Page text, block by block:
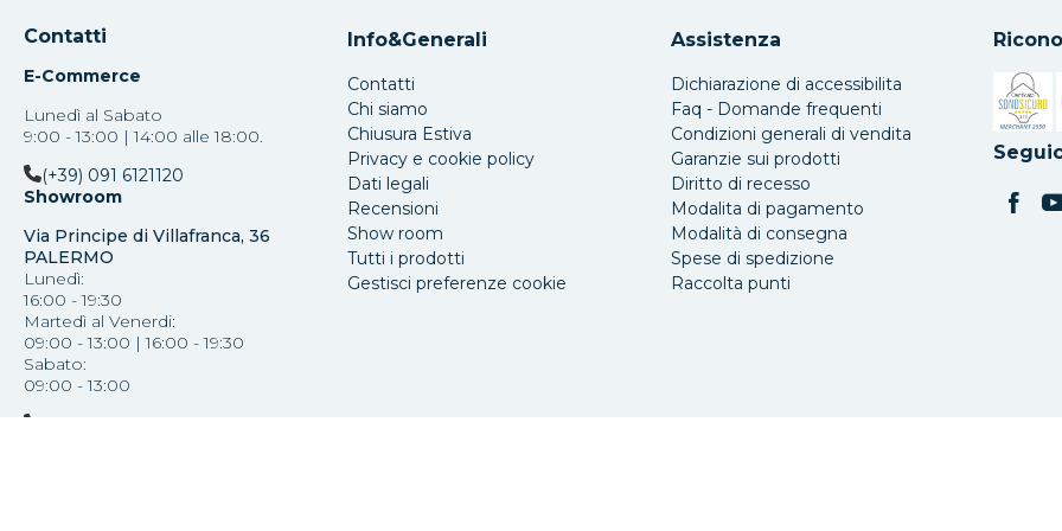
Contatti
E-Commerce
Lunedì al Sabato
9:00 - 13:00 | 14:00 alle 18:00.
(+39) 091 6121120
Showroom
Via Principe di Villafranca, 36
PALERMO
Lunedì:
16:00 - 19:30
Martedì al Venerdi:
09:00 - 13:00 | 16:00 - 19:30
Sabato:
09:00 - 13:00
Info&Generali
Contatti
Chi siamo
Chiusura Estiva
Privacy e cookie policy
Dati legali
Recensioni
Show room
Tutti i prodotti
Gestisci preferenze cookie
Assistenza
Dichiarazione di accessibilita
Faq - Domande frequenti
Condizioni generali di vendita
Garanzie sui prodotti
Diritto di recesso
Modalita di pagamento
Modalità di consegna
Spese di spedizione
Raccolta punti
Si apre